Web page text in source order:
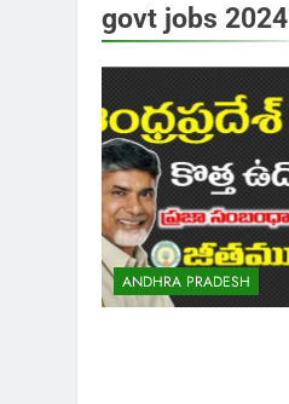
govt jobs 2024
ANDHRA PRADESH